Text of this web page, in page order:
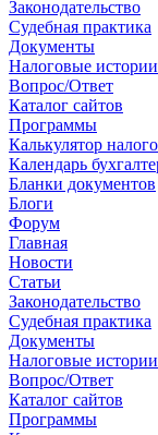
Законодательство
Судебная практика
Документы
Налоговые истории
Вопрос/Ответ
Каталог сайтов
Программы
Калькулятор
Календарь
Бланки документов
Блоги
Форум
Главная
Новости
Cтатьи
Законодательство
Судебная практика
Документы
Налоговые истории
Вопрос/Ответ
Каталог сайтов
Программы